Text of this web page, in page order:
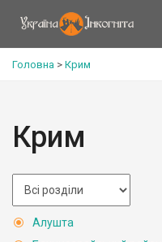
Головна > Крим
Крим
Алушта